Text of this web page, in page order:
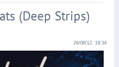
(Deep Strips)
26/06/12, 19:34